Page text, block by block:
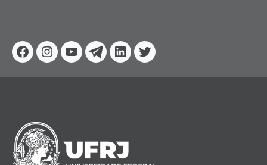
Facebook
Instagram
YoutubeTelegram
Linkedin
Twitter